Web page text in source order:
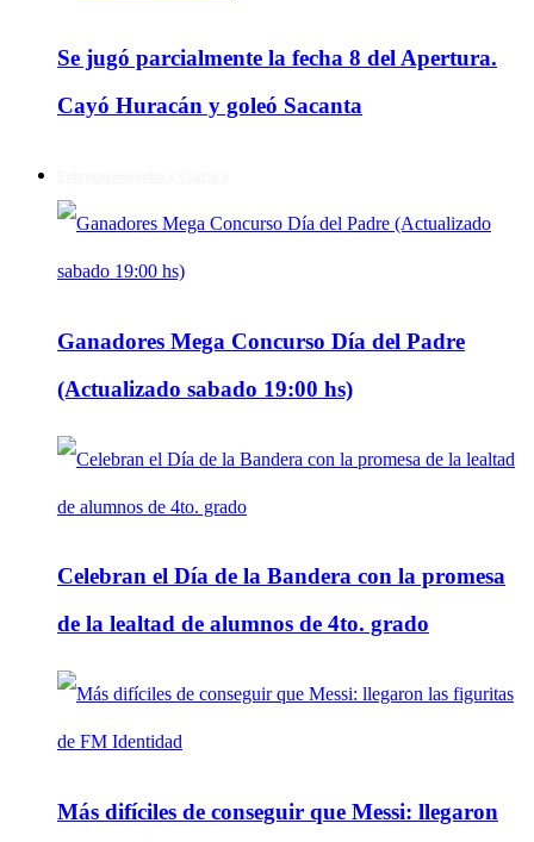
Se jugó parcialmente la fecha 8 del Apertura.
Cayó Huracán y goleó Sacanta
Ganadores Mega Concurso Día del Padre
(Actualizado sabado 19:00 hs)
Celebran el Día de la Bandera con la promesa
de la lealtad de alumnos de 4to. grado
Más difíciles de conseguir que Messi: llegaron